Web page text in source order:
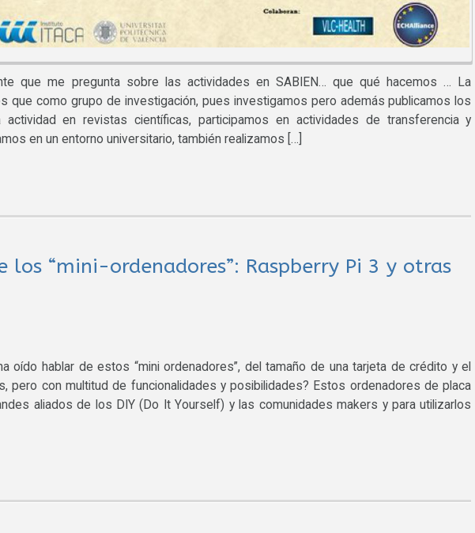
que me pregunta sobre las actividades en SABIEN… que qué hacemos … La
que como grupo de investigación, pues investigamos pero además publicamos los
en revistas científicas, participamos en actividades de transferencia y
en un entorno universitario, también realizamos […]
los “mini-ordenadores”: Raspberry Pi 3 y otras
oído hablar de estos “mini ordenadores”, del tamaño de una tarjeta de crédito y el
pero con multitud de funcionalidades y posibilidades? Estos ordenadores de placa
aliados de los DIY (Do It Yourself) y las comunidades makers y para utilizarlos